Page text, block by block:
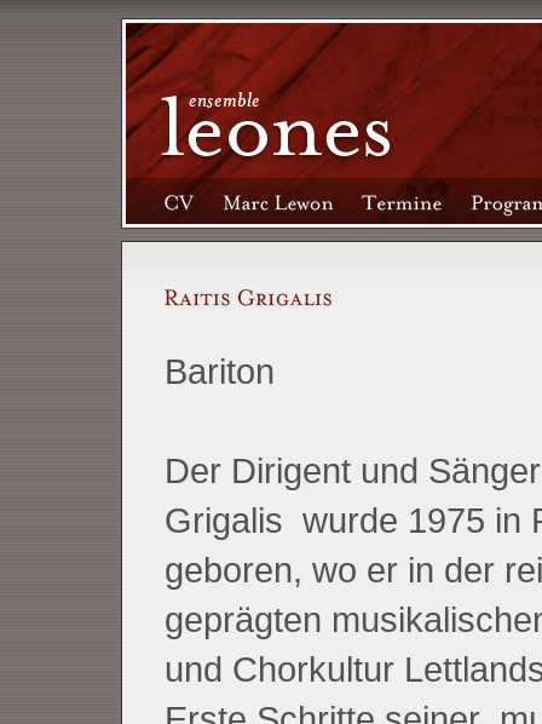
Bariton
Der Dirigent und Sänger
Grigalis wurde 1975 in
geboren, wo er in der
geprägten
und Chorkultur